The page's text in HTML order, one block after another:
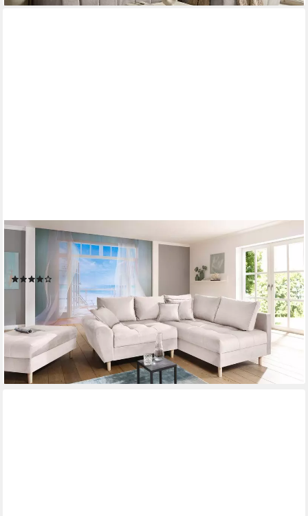
HOME AFFAIRE
Ecksofa Rice L-Form, B: 223 cm - OTTO. Verlässliche Qualität.,
Set: Sofa & Hocker, 3 Zierkissen, Federkern
(1699)
899,99 € UVP 1.599,00 €
lieferbar in 2 Wochen
+6